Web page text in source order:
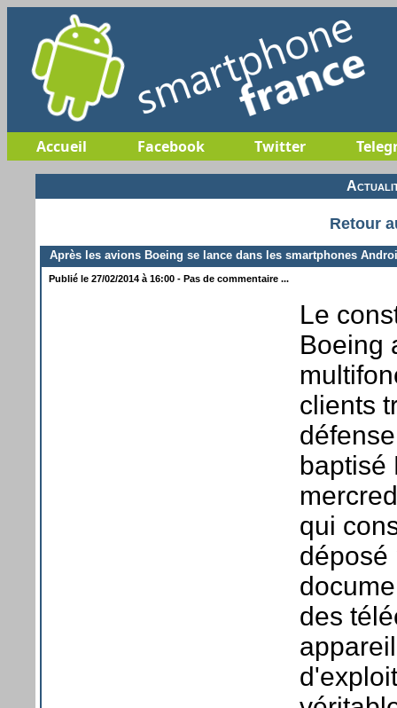
Accueil Facebook Twitter
Retour
Après les avions Boeing se lance dans les smartphones
Publié le 27/02/2014 à 16:00 - Pas de commentaire ...
Le
Boeing
clients
baptisé
qui
déposé
des